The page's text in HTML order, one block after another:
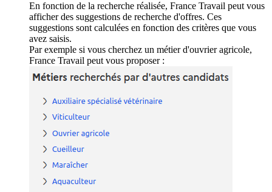
En fonction de la recherche réalisée, France Travail peut vous
afficher des suggestions de recherche d'offres. Ces
suggestions sont calculées en fonction des critères que vous
avez saisis.
Par exemple si vous cherchez un métier d'ouvrier agricole,
France Travail peut vous proposer :